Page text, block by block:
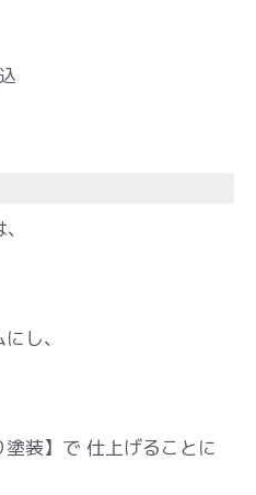
し、
装】で 仕上げることに